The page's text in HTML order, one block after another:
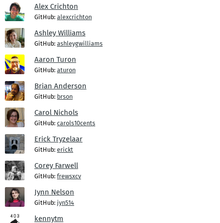
Alex Crichton
GitHub: alexcrichton
Ashley Williams
GitHub: ashleygwilliams
Aaron Turon
GitHub: aturon
Brian Anderson
GitHub: brson
Carol Nichols
GitHub: carols10cents
Erick Tryzelaar
GitHub: erickt
Corey Farwell
GitHub: frewsxcv
Jynn Nelson
GitHub: jyn514
kennytm